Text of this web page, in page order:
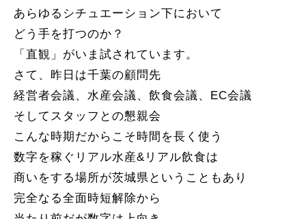
あらゆるシチュエーション下において
どう手を打つのか？
「直観」がいま試されています。
さて、昨日は千葉の顧問先
経営者会議、水産会議、飲食会議、EC会議
そしてスタッフとの懇親会
こんな時期だからこそ時間を長く使う
数字を稼ぐリアル水産&リアル飲食は
商いをする場所が茨城県ということもあり
完全なる全面時短解除から